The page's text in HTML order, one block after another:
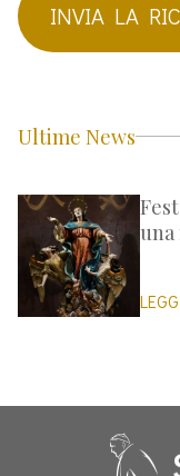
INVIA LA
Ultime News
una